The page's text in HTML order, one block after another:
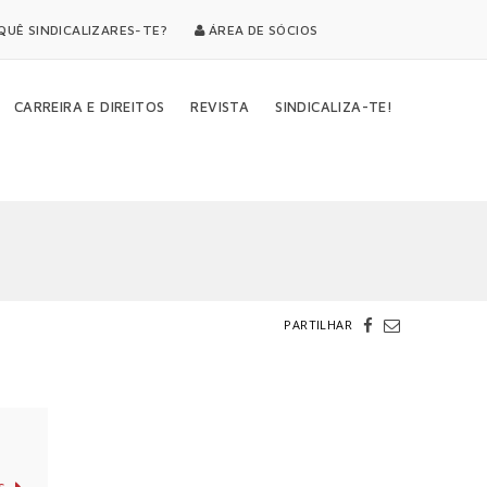
SINDICALIZARES-TE? ÁREA DE SÓCIOS
CARREIRA E DIREITOS REVISTA SINDICALIZA-TE!
PARTILHAR